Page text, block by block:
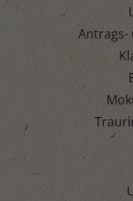
Antrags-